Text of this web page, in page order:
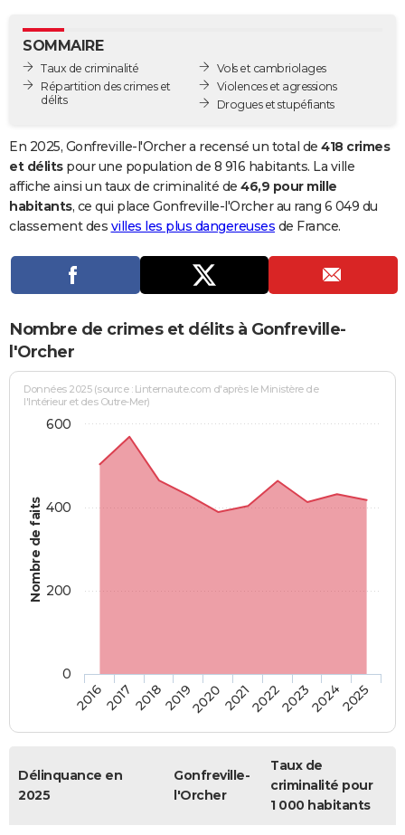
GUIDES D'ACHAT
BONS PLANS
Carte de Noël
Carte Bonne année
Carte Saint-Valentin
Carte Pâques
Carte d'anniversaire
DICTIONNAIRE
Dictionnaire
Biographies
Citations
Expressions
Proverbes
PROGRAMME TV
Se connecter
Entreprises
Service militaire
Avis de recherche
AVIS DE DÉCÈS
Bricolage
Lifestyle
Culture
Sport
Auto
Television
Voyage
Cinema
SOMMAIRE
Taux de criminalité
Répartition des crimes et
délits
Vols et cambriolages
Violences et agressions
Drogues et stupéfiants
En 2025, Gonfreville-l'Orcher a recensé un total de 418 crimes
et délitspour une population de 8 916 habitants. La ville
affiche ainsi un taux de criminalité de 46,9 pour mille
habitants, ce qui place Gonfreville-l'Orcher au rang 6 049 du
classement des villes les plus dangereuses de France.
Nombre de crimes et délits à Gonfreville-
l'Orcher
Nombre de faits
Données 2025 (source : Linternaute.com d'après le Ministère de
l'Intérieur et des Outre-Mer)
2016201720182019202020212022202320242025
0
200
400
600
Délinquance en
2025
Gonfreville-
l'Orcher
Taux de
criminalité pour
1 000 habitants